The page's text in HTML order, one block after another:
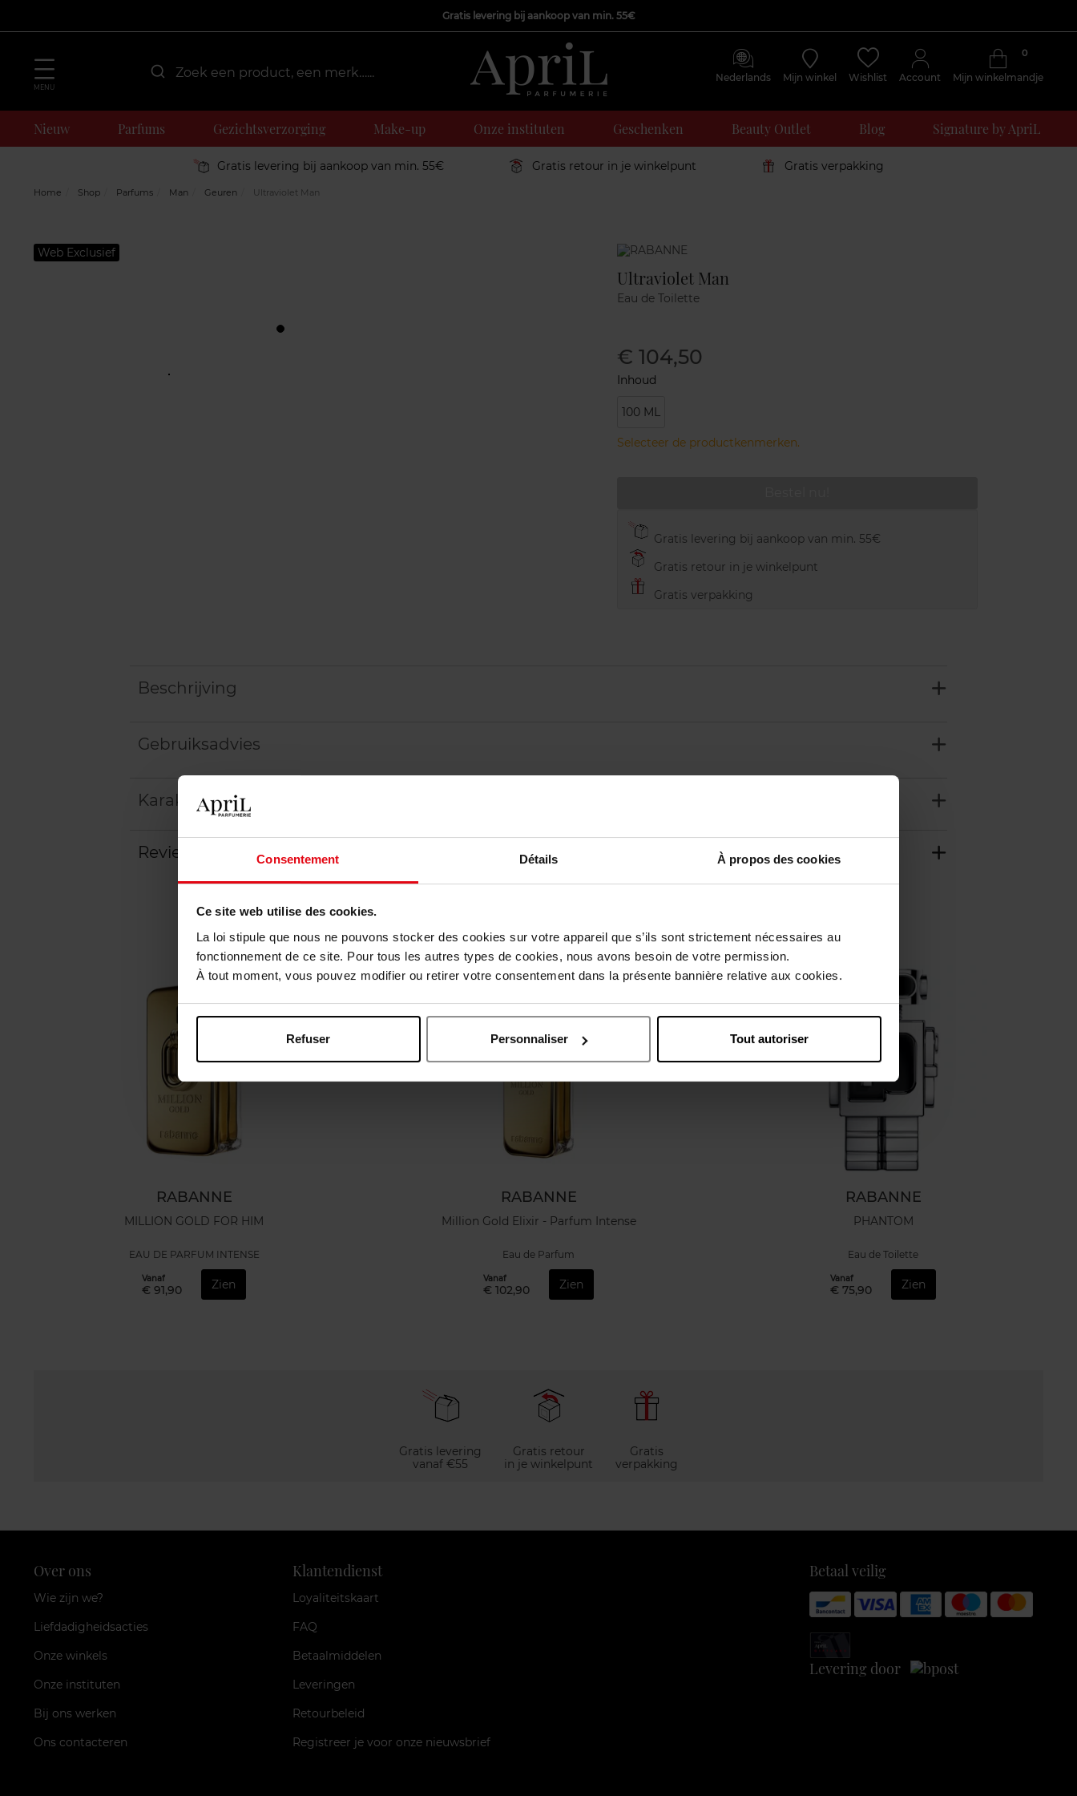
Consentement Détails À propos des cookies
Ce site web utilise des cookies.
La loi stipule que nous ne pouvons stocker des cookies sur votre appareil que s’ils sont strictement nécessaires au
fonctionnement de ce site. Pour tous les autres types de cookies, nous avons besoin de votre permission.
À tout moment, vous pouvez modifier ou retirer votre consentement dans la présente bannière relative aux cookies.
Refuser Personnaliser Tout autoriser
Gratis levering bij aankoop van min. 55€
MENU
Nederlands Mijn winkel Wishlist Account Mijn winkelmandje
0
Nieuw Parfums Gezichtsverzorging Make-up Onze instituten Geschenken Beauty Outlet Blog Signature by ApriL
Gratis levering bij aankoop van min. 55€ Gratis retour in je winkelpunt Gratis verpakking
Home Shop Parfums Man Geuren Ultraviolet Man
Web Exclusief Marque
Ultraviolet Man
Eau de Toilette
€ 104,50
Inhoud
100 ML
Selecteer de productkenmerken.
Gratis levering bij aankoop van min. 55€
Gratis retour in je winkelpunt
Gratis verpakking
Beschrijving
Gebruiksadvies
Karakteristieken
Review
RABANNE
MILLION GOLD FOR HIM
EAU DE PARFUM INTENSE
Vanaf
€ 91,90 Zien
RABANNE
Million Gold Elixir - Parfum Intense
Eau de Parfum
Vanaf
€ 102,90 Zien
Nieuw
RABANNE
PHANTOM
Eau de Toilette
Vanaf
€ 75,90 Zien
Gratis levering
vanaf €55
Gratis retour
in je winkelpunt
Gratis
verpakking
Over ons
Wie zijn we?
Liefdadigheidsacties
Onze winkels
Onze instituten
Bij ons werken
Ons contacteren
Klantendienst
Loyaliteitskaart
FAQ
Betaalmiddelen
Leveringen
Retourbeleid
Registreer je voor onze nieuwsbrief
Betaal veilig
Levering door